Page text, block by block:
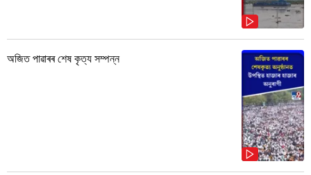
অজিত পাৱাৰৰ শেষ কৃত্য সম্পন্ন